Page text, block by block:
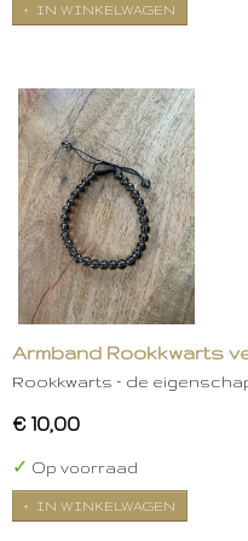
IN WINKELWAGEN
Armband Rookkwarts
Rookkwarts – de
€ 10,00
✓ Op voorraad
IN WINKELWAGEN